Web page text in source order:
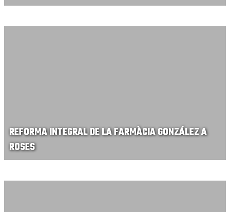
REFORMA INTEGRAL DE LA FARMÀCIA GONZÁLEZ A
ROSES